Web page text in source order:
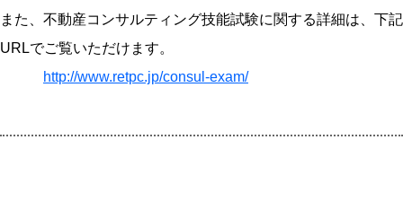
また、不動産コンサルティング技能試験に関する詳細は、下記
URLでご覧いただけます。
http://www.retpc.jp/consul-exam/